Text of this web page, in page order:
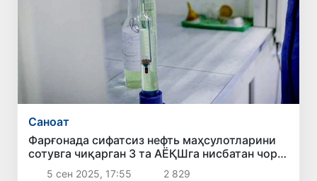
Саноат
Фарғонада сифатсиз нефть маҳсулотларини
сотувга чиқарган 3 та АЁҚШга нисбатан чора
кўрилди
5 сен 2025, 17:55 2 829